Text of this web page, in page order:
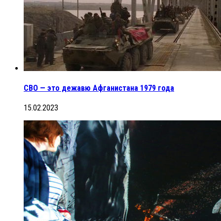
СВО — это дежавю Афганистана 1979 года
15.02.2023